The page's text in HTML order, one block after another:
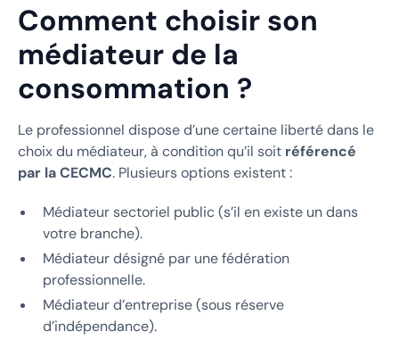
Comment choisir son
médiateur de la
consommation ?
Le professionnel dispose d’une certaine liberté dans le
choix du médiateur, à condition qu’il soit référencé
par la CECMC. Plusieurs options existent :
Médiateur sectoriel public (s’il en existe un dans
votre branche).
Médiateur désigné par une fédération
professionnelle.
Médiateur d’entreprise (sous réserve
d’indépendance).